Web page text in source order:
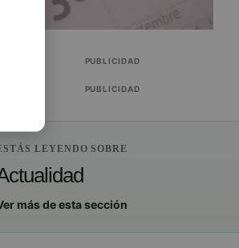
PUBLICIDAD
PUBLICIDAD
LEYENDO SOBRE
más de esta sección